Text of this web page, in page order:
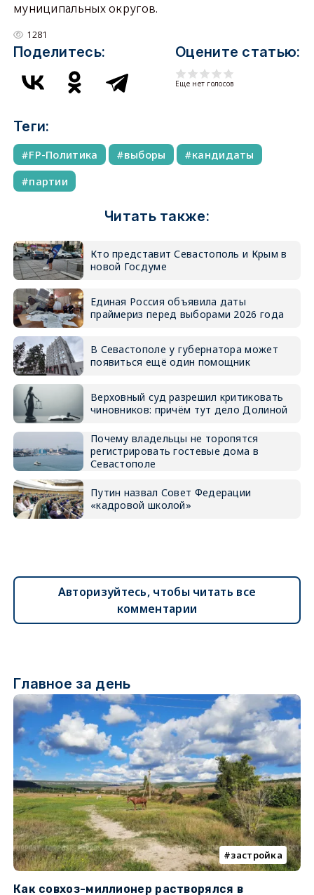
муниципальных округов.
1281
Поделитесь: Оцените статью:
Еще нет голосов
Теги:
FP-Политика выборы
кандидаты
партии
Читать также:
Кто представит Севастополь и Крым в
новой Госдуме
Единая Россия объявила даты
праймериз перед выборами 2026 года
В Севастополе у губернатора может
появиться ещё один помощник
Верховный суд разрешил критиковать
чиновников: причём тут дело Долиной
Почему владельцы не торопятся
регистрировать гостевые дома в
Севастополе
Путин назвал Совет Федерации
«кадровой школой»
Авторизуйтесь, чтобы читать все
комментарии
Главное за день
застройка
Как совхоз-миллионер растворялся в